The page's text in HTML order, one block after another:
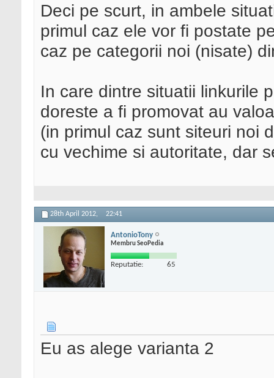
Deci pe scurt, in ambele
primul caz ele vor fi postate
caz pe categorii noi (nisate)
In care dintre situatii linkurile
doreste a fi promovat au
(in primul caz sunt siteuri noi
cu vechime si autoritate, dar
28th April 2012, 22:41
AntonioTony
Membru SeoPedia
Reputatie: 65
Eu as alege varianta 2